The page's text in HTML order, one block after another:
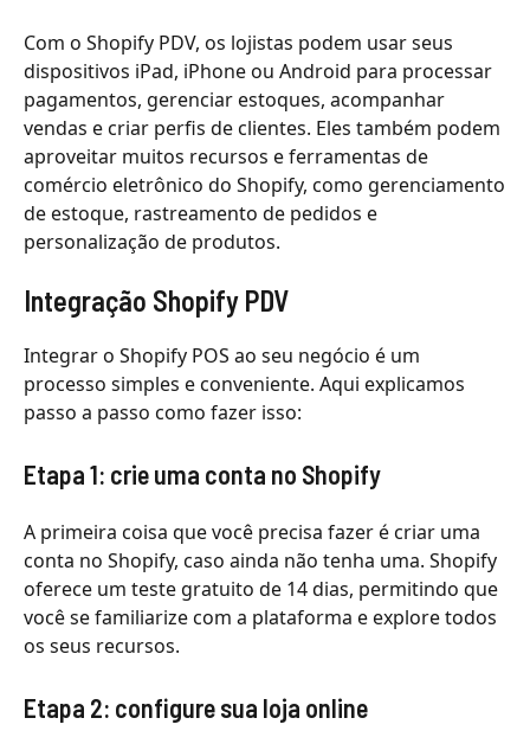
Com o Shopify PDV, os lojistas podem usar seus
dispositivos iPad, iPhone ou Android para processar
pagamentos, gerenciar estoques, acompanhar
vendas e criar perfis de clientes. Eles também podem
aproveitar muitos recursos e ferramentas de
comércio eletrônico do Shopify, como gerenciamento
de estoque, rastreamento de pedidos e
personalização de produtos.
Integração Shopify PDV
Integrar o Shopify POS ao seu negócio é um
processo simples e conveniente. Aqui explicamos
passo a passo como fazer isso:
Etapa 1: crie uma conta no Shopify
A primeira coisa que você precisa fazer é criar uma
conta no Shopify, caso ainda não tenha uma. Shopify
oferece um teste gratuito de 14 dias, permitindo que
você se familiarize com a plataforma e explore todos
os seus recursos.
Etapa 2: configure sua loja online